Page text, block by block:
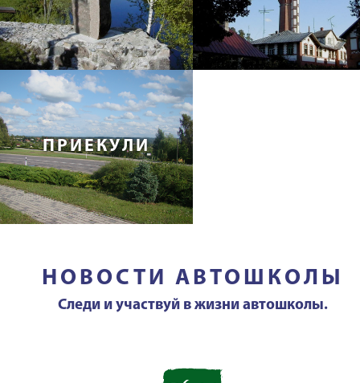
ПРИЕКУЛИ
НОВОСТИ АВТОШКОЛЫ
Следи и участвуй в жизни автошколы.